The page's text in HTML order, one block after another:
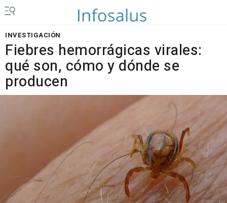
INVESTIGACIÓN
Fiebres hemorrágicas virales:
qué son, cómo y dónde se
producen